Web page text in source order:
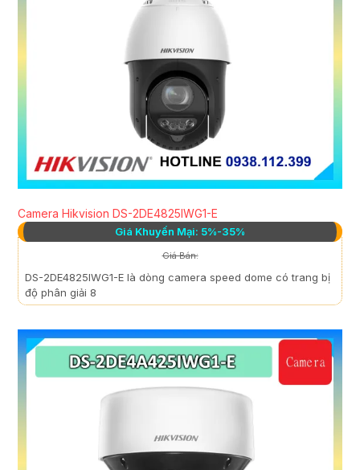
Camera Hikvision DS-2DE4825IWG1-E
Giá Khuyến Mại: 5%-35%
Giá Bán:
DS-2DE4825IWG1-E là dòng camera speed dome có trang bị
độ phân giải 8